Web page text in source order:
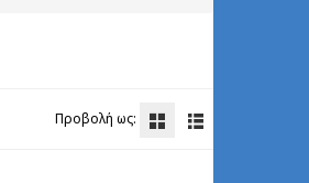
Προβολή ως: